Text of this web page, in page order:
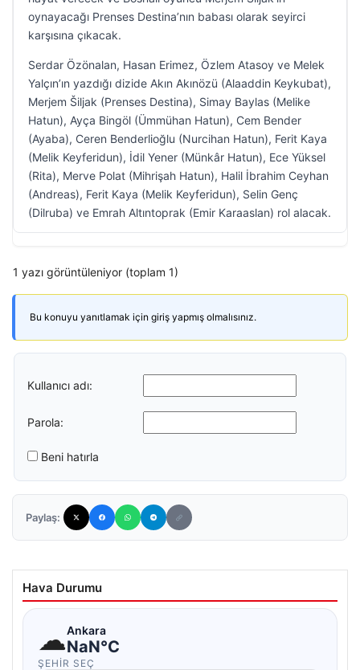
oynayacağı Prenses Destina’nın babası olarak seyirci
karşısına çıkacak.
Serdar Özönalan, Hasan Erimez, Özlem Atasoy ve Melek
Yalçın’ın yazdığı dizide Akın Akınözü (Alaaddin Keykubat),
Merjem Šiljak (Prenses Destina), Simay Baylas (Melike
Hatun), Ayça Bingöl (Ümmühan Hatun), Cem Bender
(Ayaba), Ceren Benderlioğlu (Nurcihan Hatun), Ferit Kaya
(Melik Keyferidun), İdil Yener (Münkâr Hatun), Ece Yüksel
(Rita), Merve Polat (Mihrişah Hatun), Halil İbrahim Ceyhan
(Andreas), Ferit Kaya (Melik Keyferidun), Selin Genç
(Dilruba) ve Emrah Altıntoprak (Emir Karaaslan) rol alacak.
1 yazı görüntüleniyor (toplam 1)
Bu konuyu yanıtlamak için giriş yapmış olmalısınız.
Kullanıcı adı:
Parola:
Beni hatırla
Paylaş:
Hava Durumu
☁Ankara
NaN°C
ŞEHIR SEÇ